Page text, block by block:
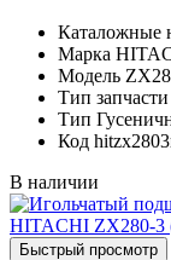
Каталожные
Марка
Модель
Тип запчасти
Тип
Код
В наличии